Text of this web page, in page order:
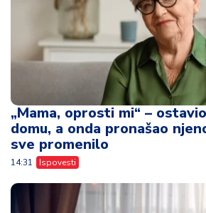
„Mama, oprosti mi“ –
domu, a onda pronašao
sve promenilo
14:31 Ispovesti